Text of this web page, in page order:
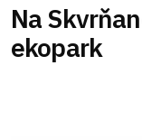
Na
ekopark